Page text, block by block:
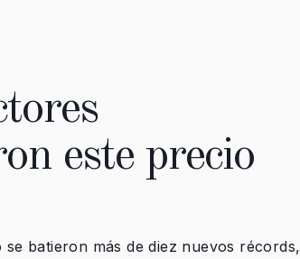
este precio
batieron más de diez nuevos récords,